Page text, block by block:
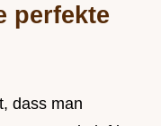
perfekte
dass man